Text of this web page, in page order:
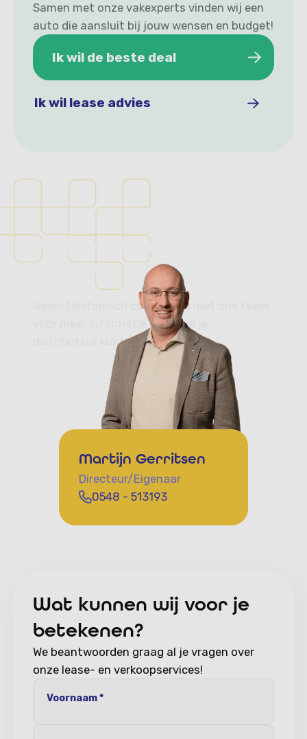
Samen met onze vakexperts vinden wij een
auto die aansluit bij jouw wensen en budget!
Ik wil de beste deal
Ik wil de beste deal
Ik wil lease advies
Vertrouwd in auto’s, al
sinds 1975.
Neem telefonisch contact op met ons team
voor meer informatie over hoe je
distributeur kunt worden.
Martijn Gerritsen
Directeur/Eigenaar
0548 - 513193
Wat kunnen wij voor je
betekenen?
We beantwoorden graag al je vragen over
onze lease- en verkoopservices!
Voornaam *